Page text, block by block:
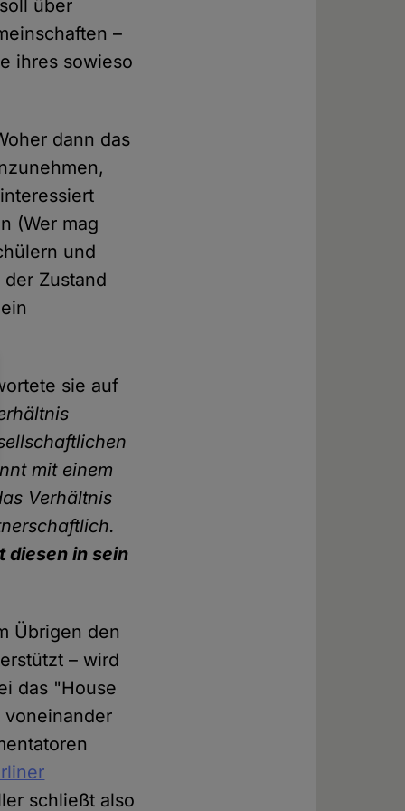
über
–
ihres sowieso
dann das
(Wer mag
und
Zustand
sie auf
mit einem
Verhältnis
diesen in sein
Übrigen den
– wird
das "House
schließt also